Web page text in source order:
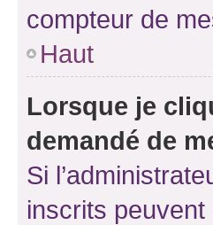
compteur de
Haut
Lorsque je
demandé de
Si
inscrits